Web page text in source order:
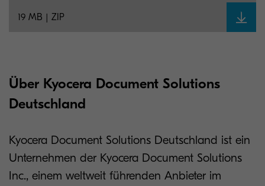
19 MB | ZIP
Über Kyocera Document Solutions
Deutschland
Kyocera Document Solutions Deutschland ist ein
Unternehmen der Kyocera Document Solutions
Inc., einem weltweit führenden Anbieter im